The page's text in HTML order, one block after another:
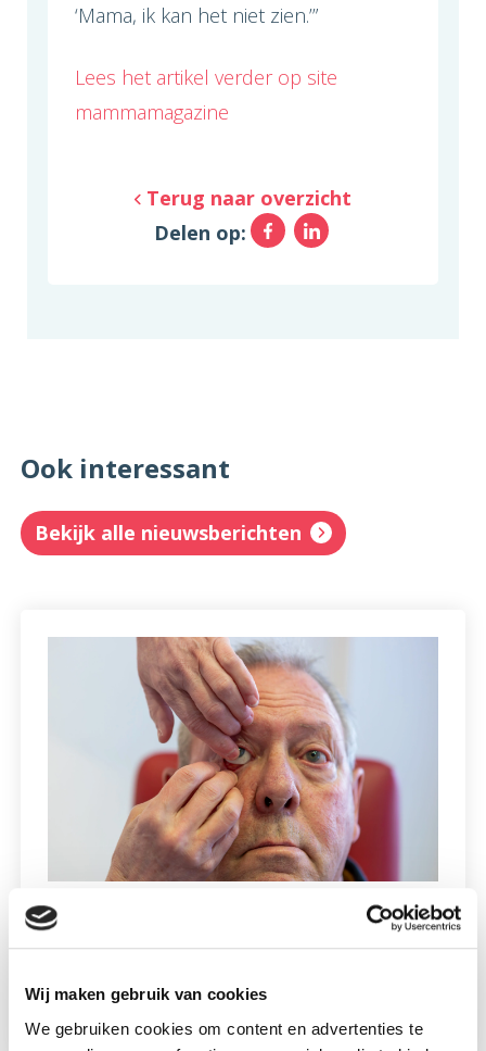
Wij maken gebruik van cookies
We gebruiken cookies om content en advertenties te
‘Mama, ik kan het niet zien.’”
Lees het artikel verder op site
mammamagazine
Terug naar overzicht
Delen op:
Facebook
LinkedIn
Ook interessant
Bekijk alle nieuwsberichten
Glas of kunststof?